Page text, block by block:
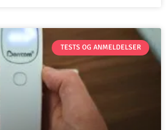
TESTS OG ANMELDELSER